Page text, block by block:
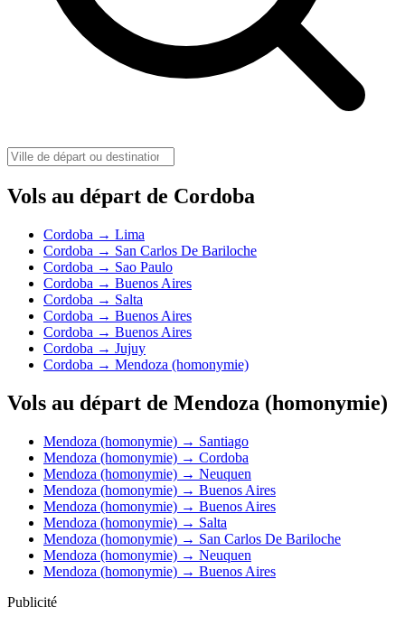
Vols au départ de Cordoba
Cordoba → Lima
Cordoba → San Carlos De Bariloche
Cordoba → Sao Paulo
Cordoba → Buenos Aires
Cordoba → Salta
Cordoba → Buenos Aires
Cordoba → Buenos Aires
Cordoba → Jujuy
Cordoba → Mendoza (homonymie)
Vols au départ de Mendoza (homonymie)
Mendoza (homonymie) → Santiago
Mendoza (homonymie) → Cordoba
Mendoza (homonymie) → Neuquen
Mendoza (homonymie) → Buenos Aires
Mendoza (homonymie) → Buenos Aires
Mendoza (homonymie) → Salta
Mendoza (homonymie) → San Carlos De Bariloche
Mendoza (homonymie) → Neuquen
Mendoza (homonymie) → Buenos Aires
Publicité